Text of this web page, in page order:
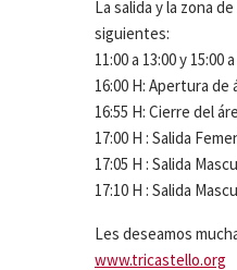
La salida y la zona
siguientes:
11:00 a 13:00 y
16:00 H: Apertura
16:55 H: Cierre del
17:00 H : Salida
17:05 H : Salida
17:10 H : Salida
Les deseamos
www.tricastello.org